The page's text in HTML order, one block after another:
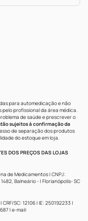
para automedicação e não
profissional da área médica.
de saúde e prescrever o
sujeitos à confirmação da
de separação dos produtos
do estoque em loja.
DOS PREÇOS DAS LOJAS
de Medicamentos | CNPJ:
Balneário - | Florianópolis- SC
SC: 12106 | IE: 250192233 |
| e-mail: